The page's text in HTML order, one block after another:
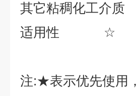
其它粘稠化工介质
适用性
☆
注:★表示优先使用，